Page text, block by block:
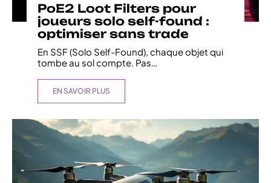
PoE2 Loot Filters pour
joueurs solo self-found :
optimiser sans trade
En SSF (Solo Self-Found), chaque objet qui
tombe au sol compte. Pas
EN SAVOIR PLUS